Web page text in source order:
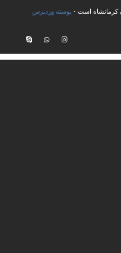
کرمانشاه است - پوسته وردپرس